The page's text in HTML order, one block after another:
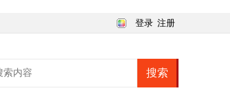
登录 注册
搜索